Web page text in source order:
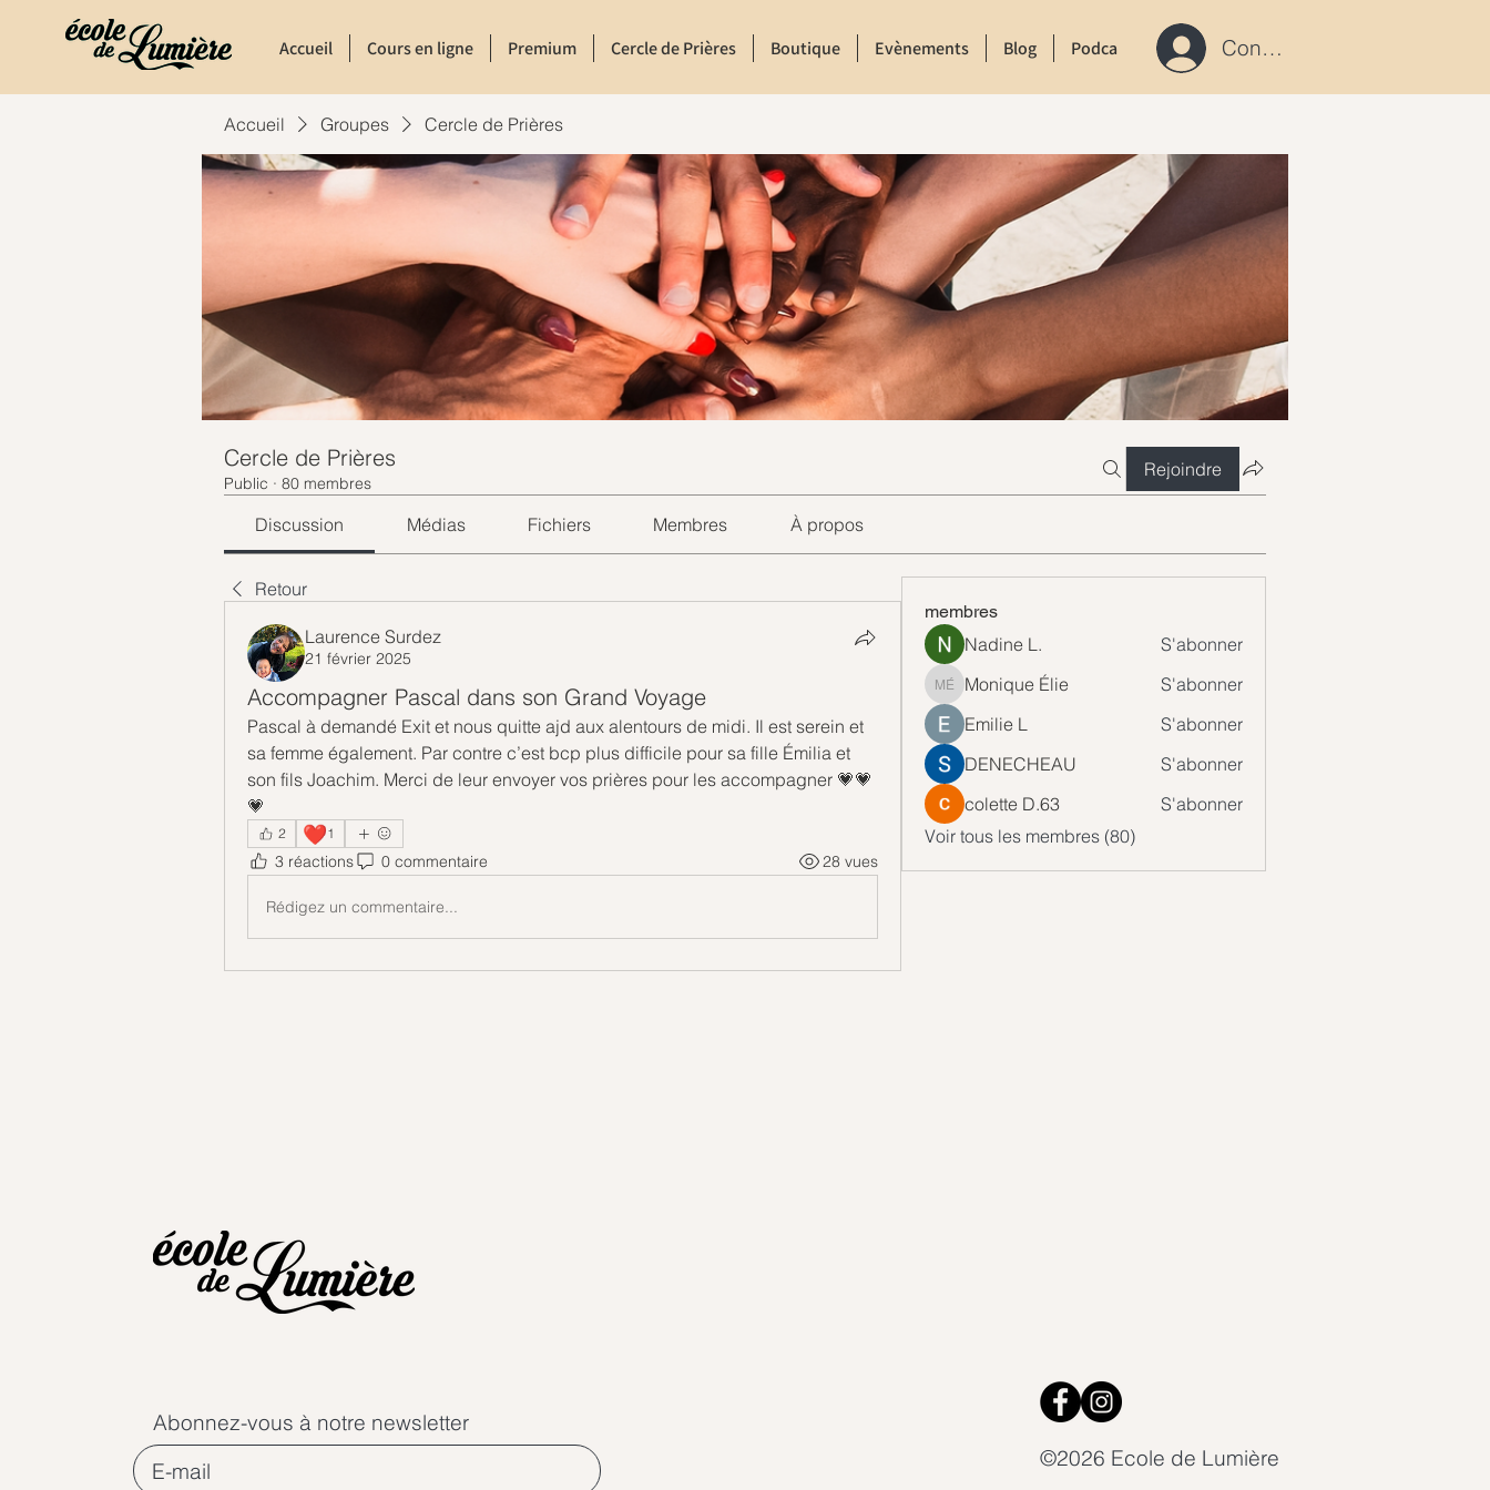
Accueil Cours en ligne Premium Cercle de Prières Boutique Evènements Blog Podcast ContactConnexion / S'inscrire
Accueil Groupes Cercle de Prières
Cercle de Prières
Public · 80 membres
Rejoindre
Discussion Médias Fichiers Membres À propos
Retour
Laurence Surdez
21 février 2025
Accompagner Pascal dans son Grand Voyage
Pascal à demandé Exit et nous quitte ajd aux alentours de midi. Il est serein et
sa femme également. Par contre c’est bcp plus difficile pour sa fille Émilia et
son fils Joachim. Merci de leur envoyer vos prières pour les accompagner 💗💗
💗
2 ❤️1
3 réactions 0 commentaire 28 vues
Rédigez un commentaire...
membres
Nadine L. S'abonner
Monique Élie
Monique Élie
S'abonner
Emilie L
S'abonner
DENECHEAU
S'abonner
colette D.63
S'abonner
Voir tous les membres (80)
Abonnez-vous à notre newsletter
©2026 Ecole de Lumière